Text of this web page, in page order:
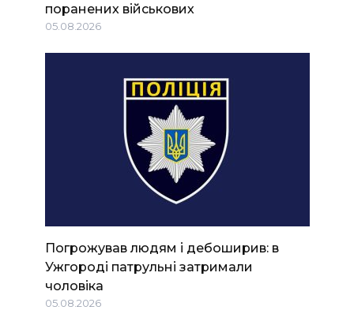
поранених військових
05.08.2026
Погрожував людям і дебоширив: в
Ужгороді патрульні затримали
чоловіка
05.08.2026